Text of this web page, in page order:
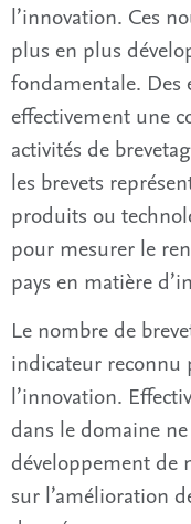
l’innovation. Ces
plus en plus
fondamentale. Des
effectivement une
activités de
les brevets
produits ou
pour mesurer le
pays en matière
Le nombre de
indicateur reconnu
l’innovation.
dans le domaine
développement de
sur l’amélioration